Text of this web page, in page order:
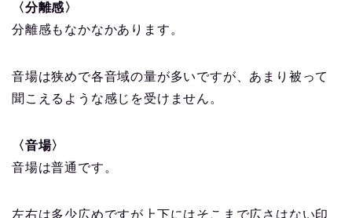
〈分離感〉
分離感もなかなかあります。
音場は狭めで各音域の量が多いですが、あまり被って
聞こえるような感じを受けません。
〈音場〉
音場は普通です。
左右は多少広めですが上下にはそこまで広さはない印